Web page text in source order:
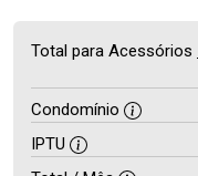
Total para Acessórios
Condomínio
IPTU